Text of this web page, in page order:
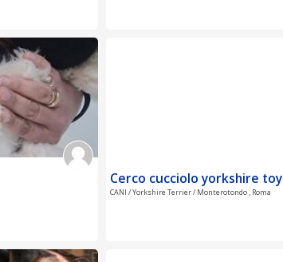
Cerco cucciolo yorkshire toy
CANI / Yorkshire Terrier / Monterotondo , Roma